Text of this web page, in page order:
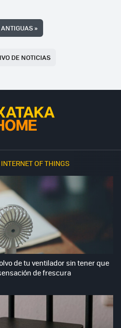
»
DE NOTICIAS
INTERNET OF THINGS
de tu ventilador sin tener que
de frescura